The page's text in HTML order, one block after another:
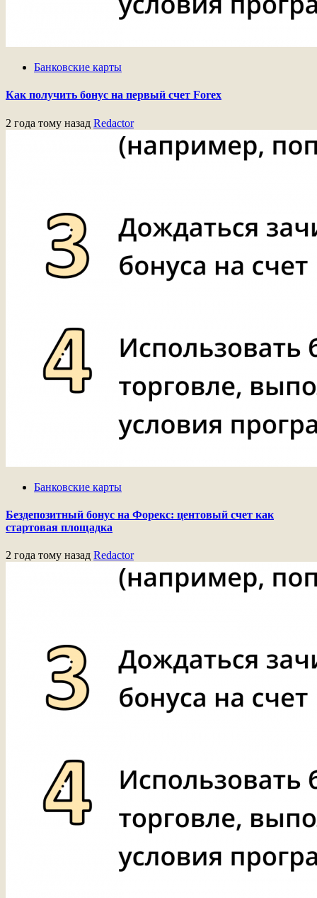
Банковские карты
Как получить бонус на первый счет Forex
2 года тому назад Redactor
Банковские карты
Бездепозитный бонус на Форекс: центовый счет как
стартовая площадка
2 года тому назад Redactor